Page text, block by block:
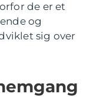
de er et
og
sig over